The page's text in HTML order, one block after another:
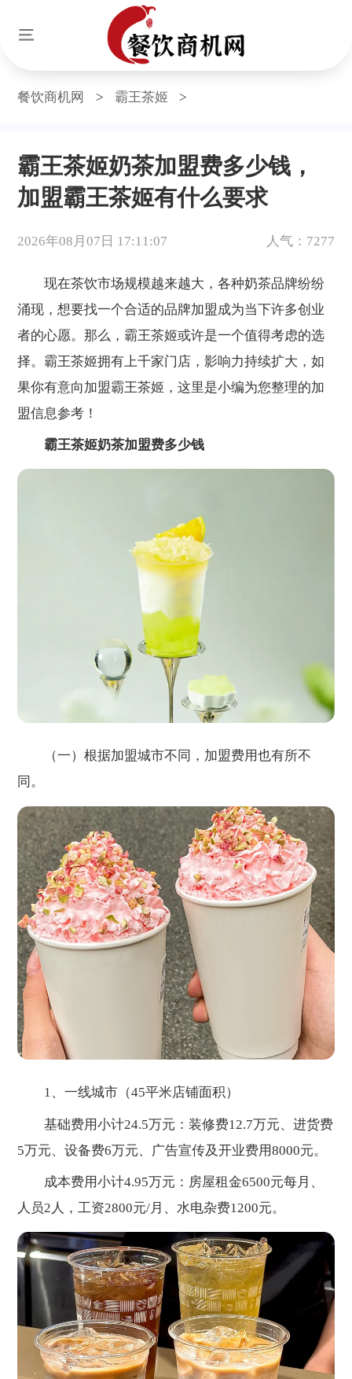
餐饮商机网 > 霸王茶姬 >
霸王茶姬奶茶加盟费多少钱，
加盟霸王茶姬有什么要求
2026年08月07日 17:11:07 人气：7277
现在茶饮市场规模越来越大，各种奶茶品牌纷纷
涌现，想要找一个合适的品牌加盟成为当下许多创业
者的心愿。那么，霸王茶姬或许是一个值得考虑的选
择。霸王茶姬拥有上千家门店，影响力持续扩大，如
果你有意向加盟霸王茶姬，这里是小编为您整理的加
盟信息参考！
霸王茶姬奶茶加盟费多少钱
（一）根据加盟城市不同，加盟费用也有所不
同。
1、一线城市（45平米店铺面积）
基础费用小计24.5万元：装修费12.7万元、进货费
5万元、设备费6万元、广告宣传及开业费用8000元。
成本费用小计4.95万元：房屋租金6500元每月、
人员2人，工资2800元/月、水电杂费1200元。